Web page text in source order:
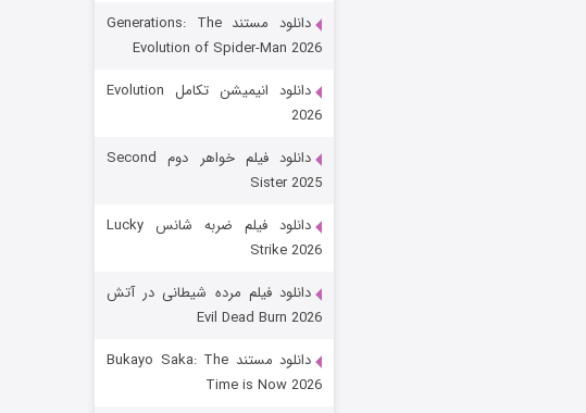
رویایی برای تو
قسمت
دانلود مستند Generations: The
Evolution of Spider-Man 2026
دانلود انیمیشن تکامل Evolution
2026
دانلود فیلم خواهر دوم Second
Sister 2025
دانلود فیلم ضربه شانس Lucky
Strike 2026
دانلود فیلم مرده شیطانی در آتش
Evil Dead Burn 2026
دانلود مستند Bukayo Saka: The
Time is Now 2026